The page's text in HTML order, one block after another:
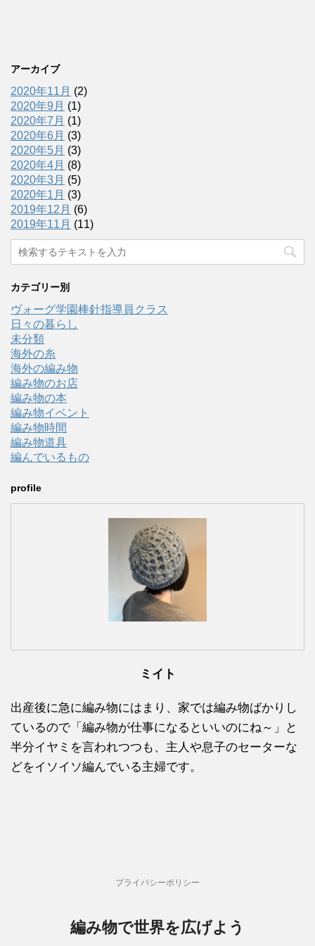
アーカイブ
2020年11月 (2)
2020年9月 (1)
2020年7月 (1)
2020年6月 (3)
2020年5月 (3)
2020年4月 (8)
2020年3月 (5)
2020年1月 (3)
2019年12月 (6)
2019年11月 (11)
カテゴリー別
ヴォーグ学園棒針指導員クラス
日々の暮らし
未分類
海外の糸
海外の編み物
編み物のお店
編み物の本
編み物イベント
編み物時間
編み物道具
編んでいるもの
profile
ミイト
出産後に急に編み物にはまり、家では編み物ばかりし
ているので「編み物が仕事になるといいのにね～」と
半分イヤミを言われつつも、主人や息子のセーターな
どをイソイソ編んでいる主婦です。
プライバシーポリシー
編み物で世界を広げよう